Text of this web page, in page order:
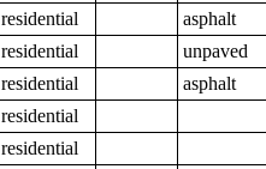
residential
asphalt
residential
unpaved
residential
asphalt
residential
residential